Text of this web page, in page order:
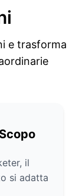
e trasforma
il
si adatta